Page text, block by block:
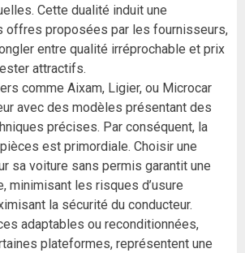
Cette dualité induit une
offres proposées par les fournisseurs,
entre qualité irréprochable et prix
attractifs.
comme Aixam, Ligier, ou Microcar
avec des modèles présentant des
précises. Par conséquent, la
est primordiale. Choisir une
sa voiture sans permis garantit une
minimisant les risques d’usure
la sécurité du conducteur.
adaptables ou reconditionnées,
plateformes, représentent une